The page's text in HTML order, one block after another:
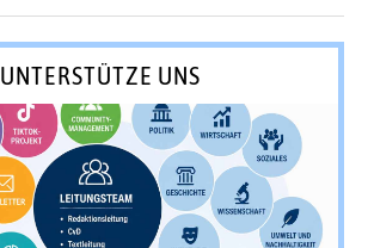
UNTERSTÜTZE UNS